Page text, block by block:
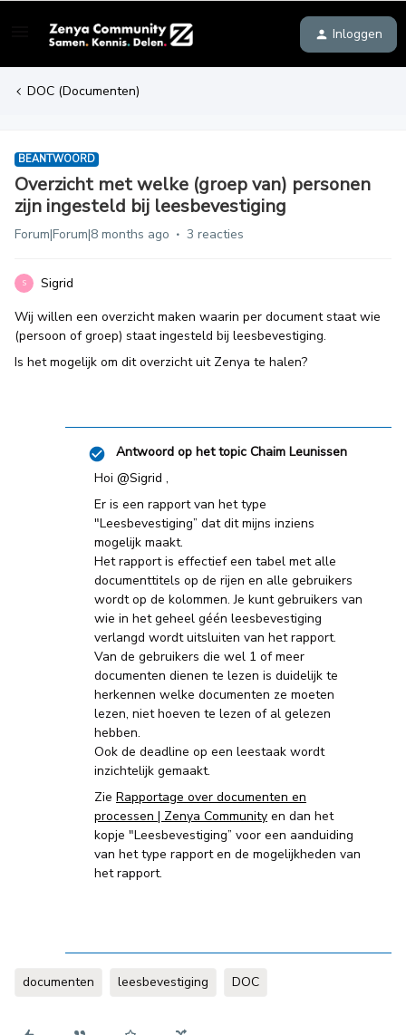
Inloggen
DOC (Documenten)
BEANTWOORD
Overzicht met welke (groep van) personen
zijn ingesteld bij leesbevestiging
Forum|Forum|8 months ago 3 reacties
S
Sigrid
Wij willen een overzicht maken waarin per document staat wie
(persoon of groep) staat ingesteld bij leesbevestiging.
Is het mogelijk om dit overzicht uit Zenya te halen?
Antwoord op het topic Chaim Leunissen
Hoi ​ @Sigrid ,
Er is een rapport van het type
"Leesbevestiging” dat dit mijns inziens
mogelijk maakt.
Het rapport is effectief een tabel met alle
documenttitels op de rijen en alle gebruikers
wordt op de kolommen. Je kunt gebruikers van
wie in het geheel géén leesbevestiging
verlangd wordt uitsluiten van het rapport.
Van de gebruikers die wel 1 of meer
documenten dienen te lezen is duidelijk te
herkennen welke documenten ze moeten
lezen, niet hoeven te lezen of al gelezen
hebben.
Ook de deadline op een leestaak wordt
inzichtelijk gemaakt.
Zie Rapportage over documenten en
processen | Zenya Community en dan het
kopje "Leesbevestiging” voor een aanduiding
van het type rapport en de mogelijkheden van
het rapport.
documenten leesbevestiging DOC